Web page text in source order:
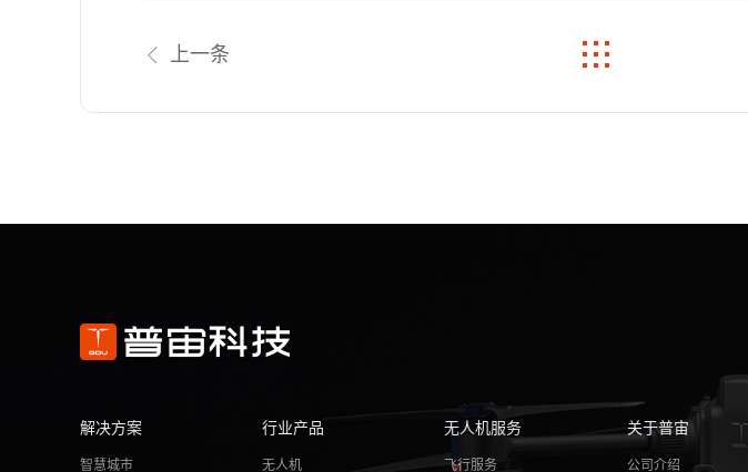
上一条
解决方案
智慧城市
行业产品
无人机
无人机服务
飞行服务
关于普宙
公司介绍